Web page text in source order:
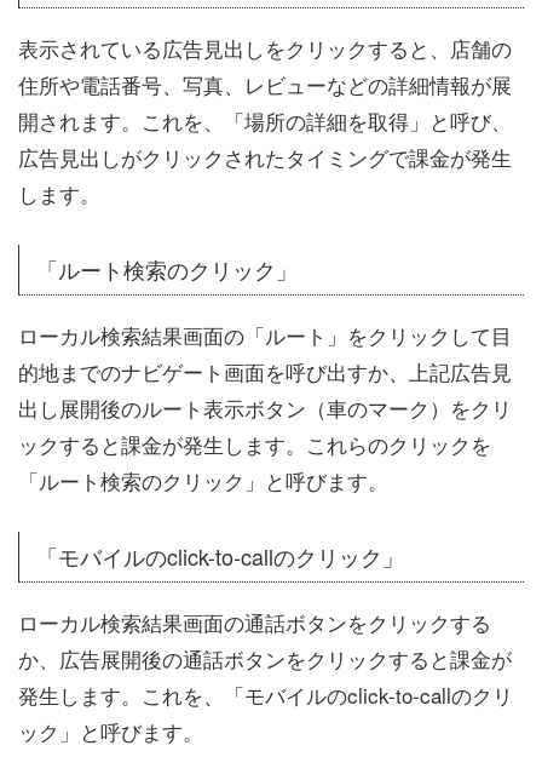
表示されている広告見出しをクリックすると、店舗の
住所や電話番号、写真、レビューなどの詳細情報が展
開されます。これを、「場所の詳細を取得」と呼び、
広告見出しがクリックされたタイミングで課金が発生
します。
「ルート検索のクリック」
ローカル検索結果画面の「ルート」をクリックして目
的地までのナビゲート画面を呼び出すか、上記広告見
出し展開後のルート表示ボタン（車のマーク）をクリ
ックすると課金が発生します。これらのクリックを
「ルート検索のクリック」と呼びます。
「モバイルのclick-to-callのクリック」
ローカル検索結果画面の通話ボタンをクリックする
か、広告展開後の通話ボタンをクリックすると課金が
発生します。これを、「モバイルのclick-to-callのクリ
ック」と呼びます。